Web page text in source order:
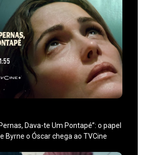
Dava-te Um Pontapé”: o papel
Byrne o Óscar chega ao TVCine